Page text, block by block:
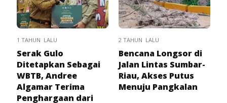
1 TAHUN LALU
Serak Gulo
Ditetapkan Sebagai
WBTB, Andree
Algamar Terima
Penghargaan dari
2 TAHUN LALU
Bencana Longsor di
Jalan Lintas Sumbar-
Riau, Akses Putus
Menuju Pangkalan